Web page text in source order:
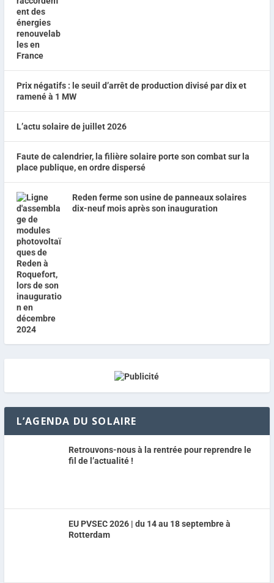
Prix négatifs : le seuil d’arrêt de production divisé par dix et
ramené à 1 MW
L’actu solaire de juillet 2026
Faute de calendrier, la filière solaire porte son combat sur la
place publique, en ordre dispersé
Reden ferme son usine de panneaux solaires
dix-neuf mois après son inauguration
L’AGENDA DU SOLAIRE
Retrouvons-nous à la rentrée pour reprendre le
fil de l’actualité !
EU PVSEC 2026 | du 14 au 18 septembre à
Rotterdam